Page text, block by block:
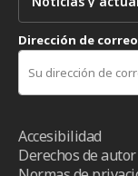
Dirección de
Accesibilidad
Derechos de autor